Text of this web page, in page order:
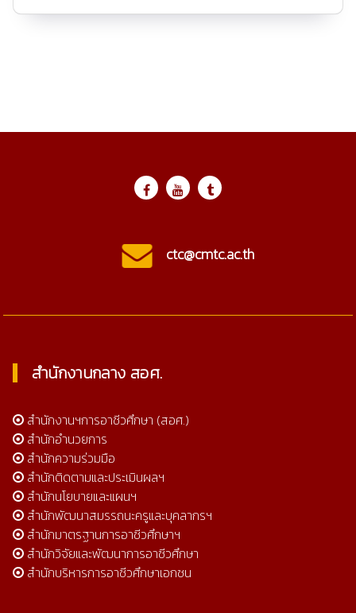
ctc@cmtc.ac.th
สำนักงานกลาง สอศ.
สำนักงานฯการอาชีวศึกษา (สอศ.)
สำนักอำนวยการ
สำนักความร่วมมือ
สำนักติดตามและประเมินผลฯ
สำนักนโยบายและแผนฯ
สำนักพัฒนาสมรรถนะครูและบุคลากรฯ
สำนักมาตรฐานการอาชีวศึกษาฯ
สำนักวิจัยและพัฒนาการอาชีวศึกษา
สำนักบริหารการอาชีวศึกษาเอกชน